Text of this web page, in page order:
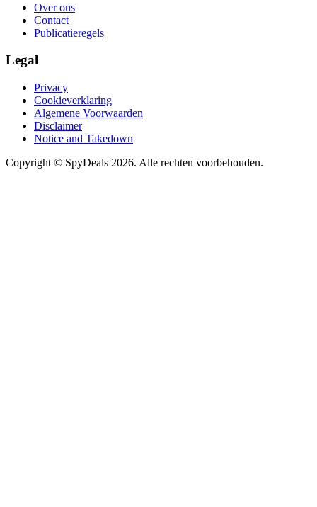
Over ons
Contact
Publicatieregels
Legal
Privacy
Cookieverklaring
Algemene Voorwaarden
Disclaimer
Notice and Takedown
Copyright © SpyDeals 2026. Alle rechten voorbehouden.